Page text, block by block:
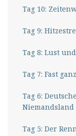
Tag 10:
Tag 9:
Tag 8: Lust
Tag 7:
Tag 6:
Niemandsland
Tag 5: Der